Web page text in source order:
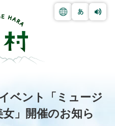
ベント「ミュージ
」開催のお知ら